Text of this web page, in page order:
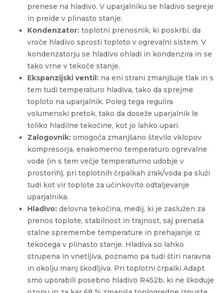
prenese na hladivo. V uparjalniku se hladivo segreje
in preide v plinasto stanje.
Kondenzator: toplotni prenosnik, ki poskrbi, da
vroče hladivo sprosti toploto v ogrevalni sistem. V
kondenzatorju se hladivo ohladi in kondenzira in se
tako vrne v tekoče stanje.
Ekspanzijski ventil: na eni strani zmanjšuje tlak in s
tem tudi temperaturo hladiva, tako da sprejme
toploto na uparjalnik. Poleg tega regulira
volumenski pretok, tako da doseže uparjalnik le
toliko hladilne tekočine, kot jo lahko upari.
Zalogovnik: omogoča zmanjšano število vklopov
kompresorja, enakomerno temperaturo ogrevalne
vode (in s tem večje temperaturno udobje v
prostorih), pri toplotnih črpalkah zrak/voda pa služi
tudi kot vir toplote za učinkovito odtaljevanje
uparjalnika.
Hladivo: delovna tekočina, medij, ki je zaslužen za
prenos toplote, stabilnost in trajnost, saj prenaša
stalne spremembe temperature in prehajanje iz
tekočega v plinasto stanje. Hladiva so lahko
strupena in vnetljiva, poznamo pa tudi štiri naravna
in okolju manj škodljiva. Pri toplotni črpalki Adapt
smo uporabili posebno hladivo R452b, ki ne škoduje